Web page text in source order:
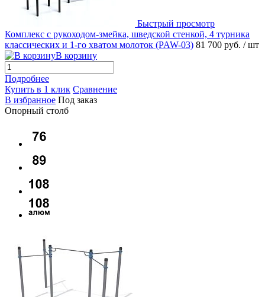
Быстрый просмотр
Комплекс с рукоходом-змейка, шведской стенкой, 4 турника
классических и 1-го хватом молоток (PAW-03) 81 700 руб. / шт
В корзину
Подробнее
Купить в 1 клик Сравнение
В избранное Под заказ
Опорный столб